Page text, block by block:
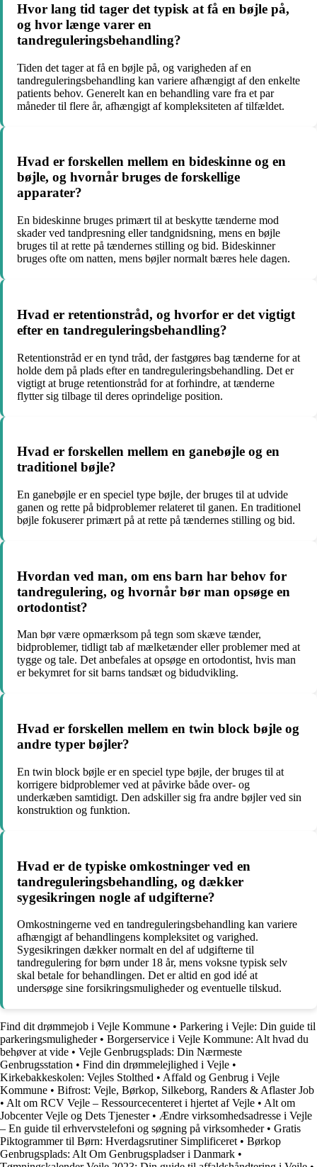
Hvor lang tid tager det typisk at få en bøjle på,
og hvor længe varer en
tandreguleringsbehandling?
Tiden det tager at få en bøjle på, og varigheden af en
tandreguleringsbehandling kan variere afhængigt af den enkelte
patients behov. Generelt kan en behandling vare fra et par
måneder til flere år, afhængigt af kompleksiteten af tilfældet.
Hvad er forskellen mellem en bideskinne og en
bøjle, og hvornår bruges de forskellige
apparater?
En bideskinne bruges primært til at beskytte tænderne mod
skader ved tandpresning eller tandgnidsning, mens en bøjle
bruges til at rette på tændernes stilling og bid. Bideskinner
bruges ofte om natten, mens bøjler normalt bæres hele dagen.
Hvad er retentionstråd, og hvorfor er det vigtigt
efter en tandreguleringsbehandling?
Retentionstråd er en tynd tråd, der fastgøres bag tænderne for at
holde dem på plads efter en tandreguleringsbehandling. Det er
vigtigt at bruge retentionstråd for at forhindre, at tænderne
flytter sig tilbage til deres oprindelige position.
Hvad er forskellen mellem en ganebøjle og en
traditionel bøjle?
En ganebøjle er en speciel type bøjle, der bruges til at udvide
ganen og rette på bidproblemer relateret til ganen. En traditionel
bøjle fokuserer primært på at rette på tændernes stilling og bid.
Hvordan ved man, om ens barn har behov for
tandregulering, og hvornår bør man opsøge en
ortodontist?
Man bør være opmærksom på tegn som skæve tænder,
bidproblemer, tidligt tab af mælketænder eller problemer med at
tygge og tale. Det anbefales at opsøge en ortodontist, hvis man
er bekymret for sit barns tandsæt og bidudvikling.
Hvad er forskellen mellem en twin block bøjle og
andre typer bøjler?
En twin block bøjle er en speciel type bøjle, der bruges til at
korrigere bidproblemer ved at påvirke både over- og
underkæben samtidigt. Den adskiller sig fra andre bøjler ved sin
konstruktion og funktion.
Hvad er de typiske omkostninger ved en
tandreguleringsbehandling, og dækker
sygesikringen nogle af udgifterne?
Omkostningerne ved en tandreguleringsbehandling kan variere
afhængigt af behandlingens kompleksitet og varighed.
Sygesikringen dækker normalt en del af udgifterne til
tandregulering for børn under 18 år, mens voksne typisk selv
skal betale for behandlingen. Det er altid en god idé at
undersøge sine forsikringsmuligheder og eventuelle tilskud.
Find dit drømmejob i Vejle Kommune • Parkering i Vejle: Din guide til
parkeringsmuligheder• Borgerservice i Vejle Kommune: Alt hvad du
behøver at vide • Vejle Genbrugsplads: Din Nærmeste
Genbrugsstation • Find din drømmelejlighed i Vejle •
Kirkebakkeskolen: Vejles Stolthed • Affald og Genbrug i Vejle
Kommune • Bifrost: Vejle, Børkop, Silkeborg, Randers & Aflaster Job
• Alt om RCV Vejle – Ressourcecenteret i hjertet af Vejle • Alt om
Jobcenter Vejle og Dets Tjenester• Ændre virksomhedsadresse i Vejle
– En guide til erhvervstelefoni og søgning på virksomheder• Gratis
Piktogrammer til Børn: Hverdagsrutiner Simplificeret • Børkop
Genbrugsplads: Alt Om Genbrugspladser i Danmark •